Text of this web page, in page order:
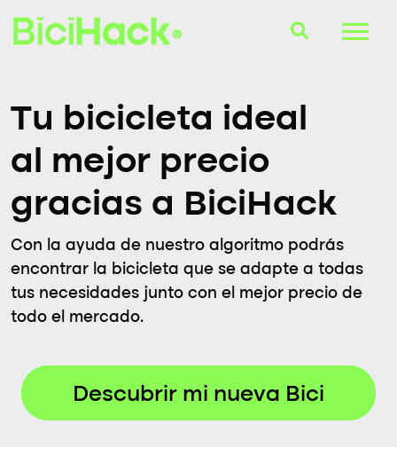
B-Finder
Bicicletas
Cascos
Consultorio
Blog
Tu bicicleta ideal
al mejor precio
gracias a BiciHack
Con la ayuda de nuestro algoritmo podrás
encontrar la bicicleta que se adapte a todas
tus necesidades junto con el mejor precio de
todo el mercado.
Descubrir mi nueva Bici